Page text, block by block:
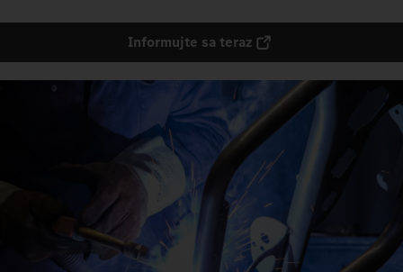
Informujte sa teraz